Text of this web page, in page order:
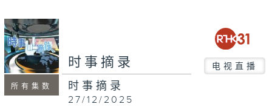
minutes,
7
seconds
所有集数
时事摘录 电视直播
时事摘录
27/12/2025